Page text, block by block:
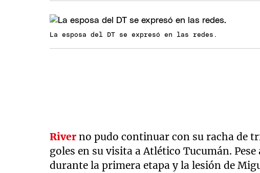
La esposa del DT se expresó en las redes.
Riverno pudo continuar con su racha de
goles en su visita a Atlético Tucumán.
durante la primera etapa y la lesión de